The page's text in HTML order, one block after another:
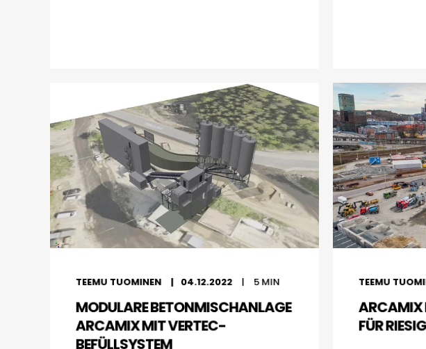
TEEMU TUOMINEN 04.12.2022 5MIN
MODULARE BETONMISCHANLAGE
ARCAMIX MIT VERTEC-
BEFÜLLSYSTEM
TEEMU
ARCAMIX
FÜR